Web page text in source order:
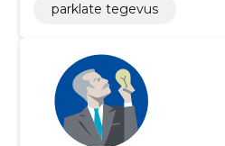
parklate tegevus